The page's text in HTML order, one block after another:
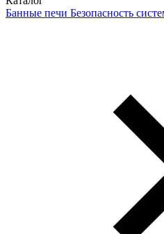
Банные печи Безопасность